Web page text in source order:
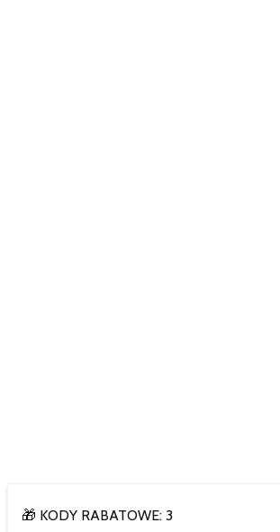
🎁 KODY RABATOWE: 3